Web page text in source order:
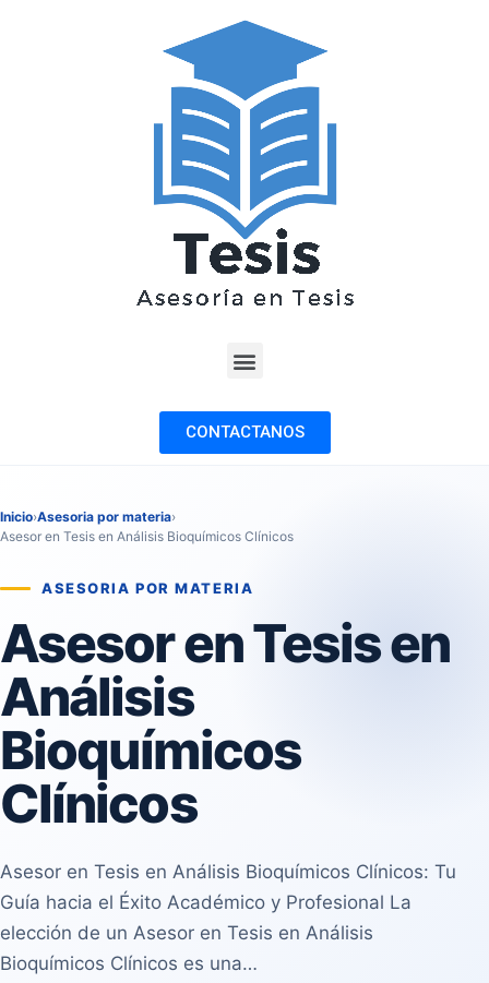
CONTACTANOS
Inicio›Asesoria por materia›
Asesor en Tesis en Análisis Bioquímicos Clínicos
ASESORIA POR MATERIA
Asesor en Tesis en
Análisis
Bioquímicos
Clínicos
Asesor en Tesis en Análisis Bioquímicos Clínicos: Tu
Guía hacia el Éxito Académico y Profesional La
elección de un Asesor en Tesis en Análisis
Bioquímicos Clínicos es una…